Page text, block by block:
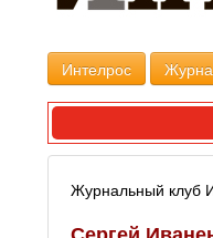
Интелрос
Журнальный клуб